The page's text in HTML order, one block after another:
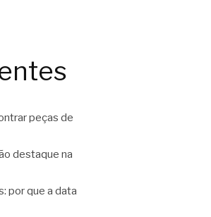
peças de
destaque na
por que a data